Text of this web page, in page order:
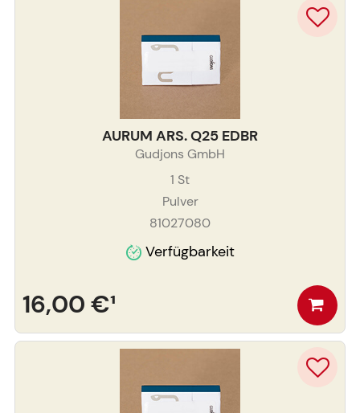
AURUM ARS. Q25 EDBR
Gudjons GmbH
1 St
Pulver
81027080
Verfügbarkeit
16,00 €¹